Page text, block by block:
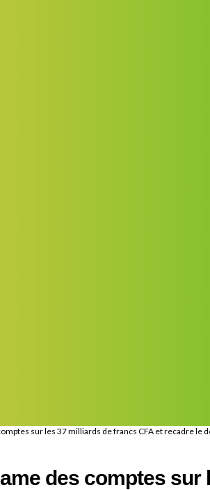
sur les 37 milliards de francs CFA et recadre le
des comptes